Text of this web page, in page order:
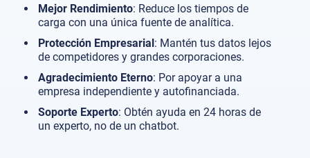
Mejor Rendimiento: Reduce los tiempos de
carga con una única fuente de analítica.
Protección Empresarial: Mantén tus datos lejos
de competidores y grandes corporaciones.
Agradecimiento Eterno: Por apoyar a una
empresa independiente y autofinanciada.
Soporte Experto: Obtén ayuda en 24 horas de
un experto, no de un chatbot.